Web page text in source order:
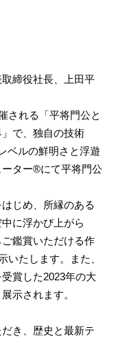
締役社長、上田平
される「平将門公と
で、独自の技術
ベルの鮮明さと浮遊
ター®にて平将門公
じめ、所縁のある
に浮かび上がら
鑑賞いただける作
いたします。また、
賞した2023年の大
示されます。
き、歴史と最新テ